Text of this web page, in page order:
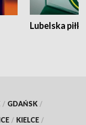
Lubelska piłka
/ GDAŃSK /
/ KIELCE /